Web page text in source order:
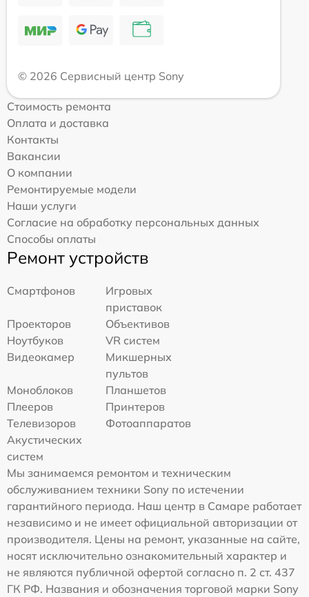
© 2026 Сервисный центр Sony
Стоимость ремонта
Оплата и доставка
Контакты
Вакансии
О компании
Ремонтируемые модели
Наши услуги
Согласие на обработку персональных данных
Способы оплаты
Ремонт устройств
Смартфонов
Игровых
приставок
Проекторов
Объективов
Ноутбуков
VR систем
Видеокамер
Микшерных
пультов
Моноблоков
Планшетов
Плееров
Принтеров
Телевизоров
Фотоаппаратов
Акустических
систем
Мы занимаемся ремонтом и техническим
обслуживанием техники Sony по истечении
гарантийного периода. Наш центр в Самаре работает
независимо и не имеет официальной авторизации от
производителя. Цены на ремонт, указанные на сайте,
носят исключительно ознакомительный характер и
не являются публичной офертой согласно п. 2 ст. 437
ГК РФ. Названия и обозначения торговой марки Sony